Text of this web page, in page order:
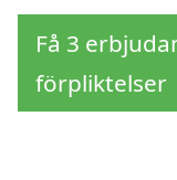
Få 3
förpliktelser